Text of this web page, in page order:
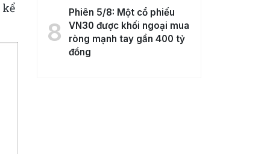
8
Phiên 5/8: Một cổ phiếu
VN30 được khối ngoại mua
ròng mạnh tay gần 400 tỷ
đồng